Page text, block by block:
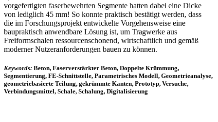
vorgefertigten faserbewehrten Segmente hatten dabei eine Dicke
von lediglich 45 mm! So konnte praktisch bestätigt werden, dass
die im Forschungsprojekt entwickelte Vorgehensweise eine
baupraktisch anwendbare Lösung ist, um Tragwerke aus
Freiformschalen ressourcenschonend, wirtschaftlich und gemäß
moderner Nutzeranforderungen bauen zu können.
Keywords: Beton, Faserverstärkter Beton, Doppelte Krümmung,
Segmentierung, FE-Schnittstelle, Parametrisches Modell, Geometrieanalyse,
geometriebasierte Teilung, gekrümmte Kanten, Prototyp, Versuche,
Verbindungsmittel, Schale, Schalung, Digitalisierung